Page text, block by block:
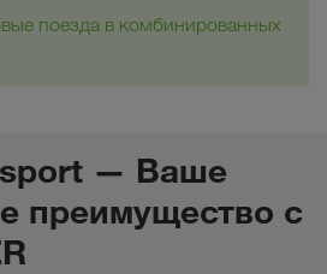
поезда в комбинированных
— Ваше
преимущество с